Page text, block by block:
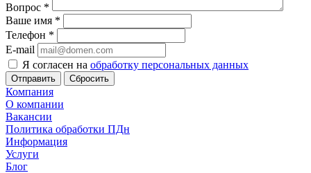
Вопрос *
Ваше имя *
Телефон *
E-mail
Я согласен на обработку персональных данных
Сбросить
Компания
О компании
Вакансии
Политика обработки ПДн
Информация
Услуги
Блог